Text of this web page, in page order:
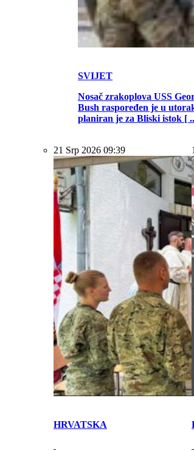
SVIJET
Nosač zrakoplova USS
Bush raspoređen je u
planiran je za Bliski istok [
21 Srp 2026 09:39
HRVATSKA